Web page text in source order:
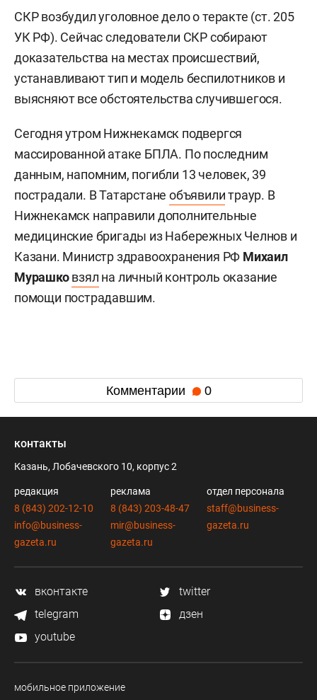
СКР возбудил уголовное дело о теракте (ст. 205
УК РФ). Сейчас следователи СКР собирают
доказательства на местах происшествий,
устанавливают тип и модель беспилотников и
выясняют все обстоятельства случившегося.
Сегодня утром Нижнекамск подвергся
массированной атаке БПЛА. По последним
данным, напомним, погибли 13 человек, 39
пострадали. В Татарстанеобъявилитраур. В
Нижнекамск направили дополнительные
медицинские бригады из Набережных Челнов и
Казани. Министр здравоохранения РФ Михаил
Мурашко взял на личный контроль оказание
помощи пострадавшим.
Комментарии 0
контакты
Казань, Лобачевского 10, корпус 2
редакция
8 (843) 202-12-10
info@business-
gazeta.ru
реклама
8 (843) 203-48-47
mir@business-
gazeta.ru
отдел персонала
staff@business-
gazeta.ru
вконтакте
twitter
telegram
дзен
youtube
мобильное приложение